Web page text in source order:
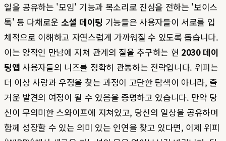
일을 공유하는 '모임' 기능과 목소리로 진심을 전하는 '보이스
톡' 등 다채로운 소셜 데이팅 기능들은 사용자들이 서로를 입
체적으로 이해하고 자연스럽게 가까워질 수 있도록 돕습니다.
이는 양적인 만남에 지쳐 관계의 질을 추구하는 현 2030 데이
팅앱 사용자들의 니즈를 정확히 관통하는 전략입니다. 위피는
더 이상 사랑과 우정을 찾는 과정이 고단한 탐색이 아니라, 즐
거운 발견의 여정이 될 수 있음을 증명하고 있습니다. 만약 당
신이 무의미한 스와이프에 지쳐있고, 당신의 일상을 공유하며
함께 성장할 수 있는 의미 있는 인연을 찾고 있다면, 이제 위피